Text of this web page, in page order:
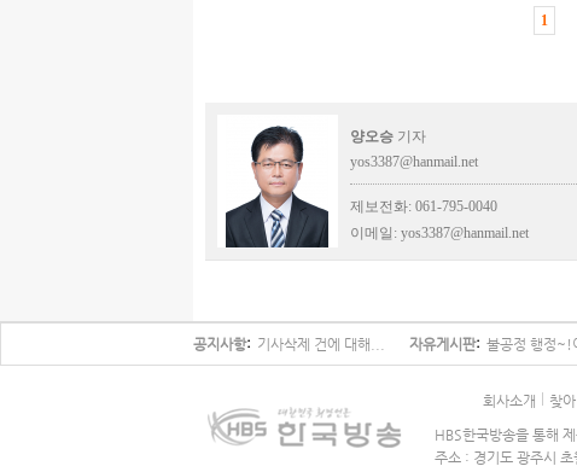
1
양오승 기자
yos3387@hanmail.net
제보전화: 061-795-0040
이메일: yos3387@hanmail.net
공지사항 기사삭제 건에 대해... 자유게시판 불공정 행정~!
회사소개 찾
HBS한국방송을 통해
주소 : 경기도 광주시